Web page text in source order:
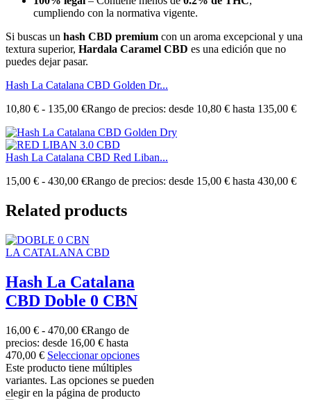
cumpliendo con la normativa vigente.
Si buscas un hash CBD premium con un aroma excepcional y una
textura superior, Hardala Caramel CBD es una edición que no
puedes dejar pasar.
Hash La Catalana CBD Golden Dr...
10,80 € - 135,00 €Rango de precios: desde 10,80 € hasta 135,00 €
Hash La Catalana CBD Red Liban...
15,00 € - 430,00 €Rango de precios: desde 15,00 € hasta 430,00 €
Related products
LA CATALANA CBD
Hash La Catalana
CBD Doble 0 CBN
16,00 € - 470,00 €Rango de
precios: desde 16,00 € hasta
470,00 € Seleccionar opciones
Este producto tiene múltiples
variantes. Las opciones se pueden
elegir en la página de producto